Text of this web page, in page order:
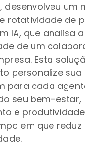
desenvolveu um
rotatividade de
IA, que analisa a
de um
Esta
personalize sua
para cada
seu bem-estar,
e
em que reduz